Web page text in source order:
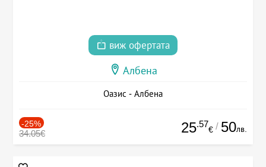
виж офертата
Албена
Оазис - Албена
-25%
34.05€ 25.57
€ / 50лв.